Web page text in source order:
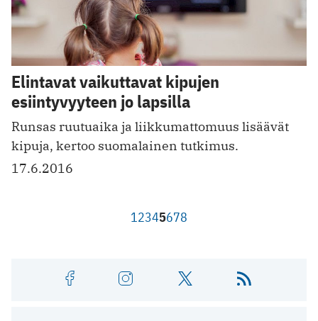
Elintavat vaikuttavat kipujen
esiintyvyyteen jo lapsilla
Runsas ruutuaika ja liikkumattomuus lisäävät
kipuja, kertoo suomalainen tutkimus.
17.6.2016
12345678